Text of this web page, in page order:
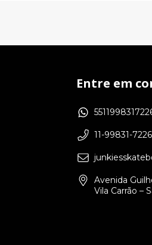
Entre em
11-99831-7226
Avenida
Vila Carrão –